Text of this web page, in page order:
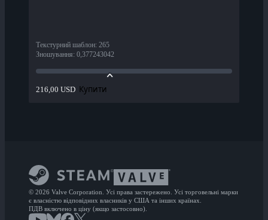
Текстурний шаблон: 265
Зношування: 0,377243042
216,00 USD Купити
© 2026 Valve Corporation. Усі права застережено. Усі торговельні марки
є власністю відповідних власників у США та інших країнах.
ПДВ включено в ціну (якщо застосовно).